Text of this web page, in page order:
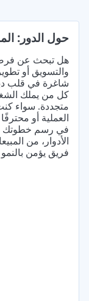
حول الدور:
هل تبحث عن
والتسويق أو
شاغرة في قلب
كل من يملك
متجددة. سواء
العملية أو
في رسم خطوتك
الأدوار، من
فريق يؤمن